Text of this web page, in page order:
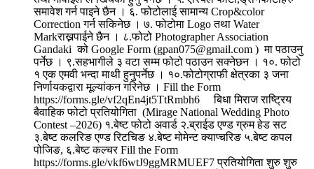
समावेश गर्न पाइने छैन । ६. फोटोलाई सामान्य Crop&color
Correction गर्न सकिनेछ । ७. फोटोमा Logo तथा Water
Markराख्नपाईने छैन । ८.फोटो Photographer Association
Gandaki को Google Form (gpan075@gmail.com ) मा पठाउनु
पर्नेछ । ९.सहभागीले ३ वटा सम्म फोटो पठाउन सक्नेछन । १०. फोटो
१ एक एमवी भन्दा माथी हुनुपर्नेछ । १०.फोटोग्राफी क्षेत्रका ३ जना
निर्णायकद्वारा मूल्यांकन गरिनेछ । Fill the Form
https://forms.gle/vf2qEn4jt5TtRmbh6 बिधा मिराज राष्ट्रिय
बैवाहिक फोटो प्रतियोगिता (Mirage National Wedding Photo
Contest –2026) १.बेष्ट फोटो अवार्ड २.ब्राईड एण्ड ग्रुम हेड सट
३.बेष्ट कलरिङ एण्ड रिटचिङ ४.बेष्ट मोमेन्ट क्याप्चरिङ ५.बेष्ट कपल
पोजिङ, ६.बेष्ट कल्चर Fill the Form
https://forms.gle/vkf6wtJ9ggMRMUEF7 प्रतियोगिता शुरु शुरु